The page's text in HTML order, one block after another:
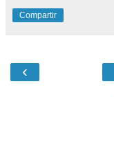
Compartir
‹